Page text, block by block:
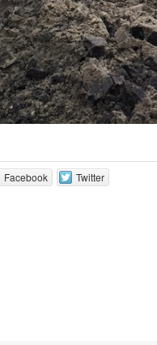
Facebook Twitter